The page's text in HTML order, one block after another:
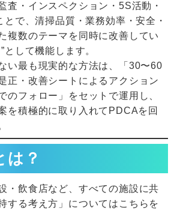
査・インスペクション・5S活動・
とで、清掃品質・業務効率・安全・
複数のテーマを同時に改善してい
として機能します。
い最も現実的な方法は、「30〜60
正・改善シートによるアクション
のフォロー」をセットで運用し、
を積極的に取り入れてPDCAを回
は？
・飲食店など、すべての施設に共
する考え方」についてはこちらを